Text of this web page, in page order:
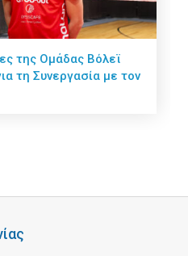
της Ομάδας Βόλεϊ
τη Συνεργασία με τον